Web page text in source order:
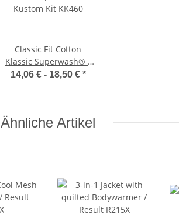
Classic Fit Cotton
Klassic Superwash® /
Kustom Kit KK460
14,06 € - 18,50 € *
Ähnliche Artikel